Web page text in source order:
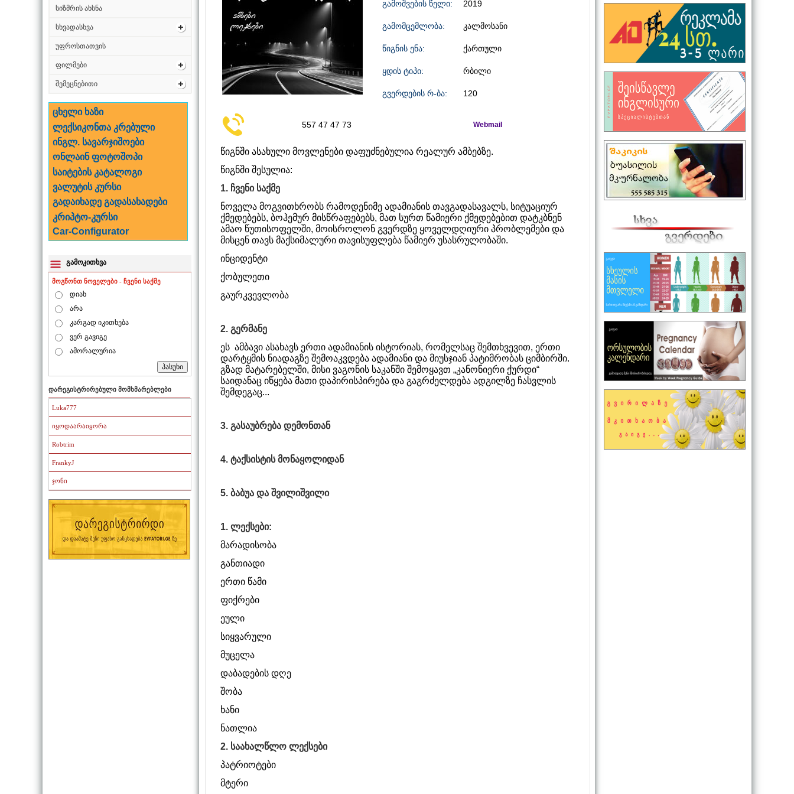
სიზმრის ახსნა
სხვადასხვა
უფროსთათვის
ფილმები
შემეცნებითი
ცხელი ხაზი
ლექსიკონთა კრებული
ინგლ. სავარჯიშოები
ონლაინ ფოტოშოპი
საიტების კატალოგი
ვალუტის კურსი
გადაიხადე გადასახადები
კრიპტო-კურსი
Car-Configurator
გამოკითხვა
მოგწონთ ნოველები - ჩვენი საქმე
დიახ
არა
კარგად იკითხება
ვერ გავიგე
ამორალურია
დარეგისტრირებული მომხმარებლები
Luka777
იყოდაარაიყორა
Robtrim
FrankyJ
ჯონი
გამოშვების წელი: 2019
გამომცემლობა: კალმოსანი
წიგნის ენა: ქართული
ყდის ტიპი: რბილი
გვერდების რ-ბა: 120
557 47 47 73 Webmail
წიგნში ასახული მოვლენები დაფუძნებულია რეალურ ამბებზე.
წიგნში შესულია:
1. ჩვენი საქმე
ნოველა მოგვითხრობს რამოდენიმე ადამიანის თავგადასავალს, სიტუაციურ
ქმედებებს, ბოჰემურ მისწრაფებებს, მათ სურთ წამიერი ქმედებებით დატკბნენ
ამაო წუთისოფელში, მოისროლონ გვერდზე ყოველდღიური პრობლემები და
მისცენ თავს მაქსიმალური თავისუფლება წამიერ უსასრულობაში.
ინციდენტი
ქობულეთი
გაურკვევლობა
2. გერმანე
ეს ამბავი ასახავს ერთი ადამიანის ისტორიას, რომელსაც შემთხვევით, ერთი
დარტყმის ნიადაგზე შემოაკვდება ადამიანი და მიუსჯიან პატიმრობას ციმბირში.
გზად მატარებელში, მისი ვაგონის საკანში შემოყავთ „კანონიერი ქურდი“
საიდანაც იწყება მათი დაპირისპირება და გაგრძელდება ადგილზე ჩასვლის
შემდეგაც...
3. გასაუბრება დემონთან
4. ტაქსისტის მონაყოლიდან
5. ბაბუა და შვილიშვილი
1. ლექსები:
მარადისობა
განთიადი
ერთი წამი
ფიქრები
ეული
სიყვარული
მუცელა
დაბადების დღე
შობა
ხანი
ნათლია
2. საახალწლო ლექსები
პატრიოტები
მტერი